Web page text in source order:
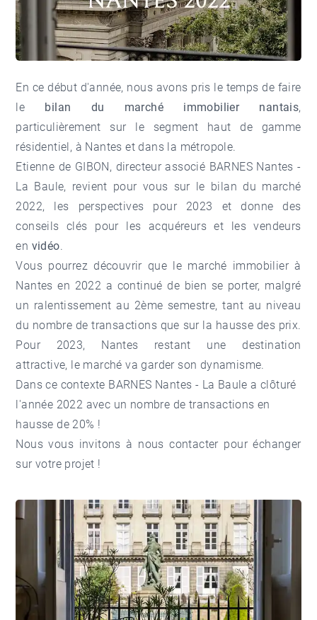
En ce début d'année, nous avons pris le temps de faire
le bilan du marché immobilier nantais,
particulièrement sur le segment haut de gamme
résidentiel, à Nantes et dans la métropole.
Etienne de GIBON, directeur associé BARNES Nantes -
La Baule, revient pour vous sur le bilan du marché
2022, les perspectives pour 2023 et donne des
conseils clés pour les acquéreurs et les vendeurs
en vidéo.
Vous pourrez découvrir que le marché immobilier à
Nantes en 2022 a continué de bien se porter, malgré
un ralentissement au 2ème semestre, tant au niveau
du nombre de transactions que sur la hausse des prix.
Pour 2023, Nantes restant une destination
attractive, le marché va garder son dynamisme.
Dans ce contexte BARNES Nantes - La Baule a clôturé
l'année 2022 avec un nombre de transactions en
hausse de 20% !
Nous vous invitons à nous contacter pour échanger
sur votre projet !